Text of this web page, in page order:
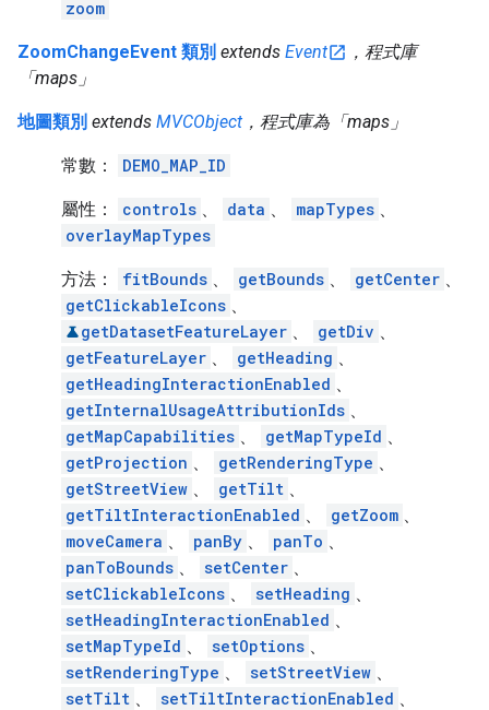
zoom
ZoomChangeEvent 類別 extends Event
，程式庫
「maps」
地圖類別 extends MVCObject ，程式庫為「maps」
常數： DEMO_MAP_ID
屬性： controls 、 data 、 mapTypes 、
overlayMapTypes
方法： fitBounds 、 getBounds 、 getCenter 、
getClickableIcons 、
getDatasetFeatureLayer 、 getDiv 、
getFeatureLayer 、 getHeading 、
getHeadingInteractionEnabled 、
getInternalUsageAttributionIds 、
getMapCapabilities 、 getMapTypeId 、
getProjection 、 getRenderingType 、
getStreetView 、 getTilt 、
getTiltInteractionEnabled 、 getZoom 、
moveCamera 、 panBy 、 panTo 、
panToBounds 、 setCenter 、
setClickableIcons 、 setHeading 、
setHeadingInteractionEnabled 、
setMapTypeId 、 setOptions 、
setRenderingType 、 setStreetView 、
setTilt 、 setTiltInteractionEnabled 、